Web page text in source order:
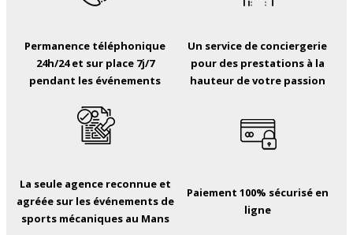
Permanence téléphonique
24h/24 et sur place 7j/7
pendant les événements
Un service de conciergerie
pour des prestations à la
hauteur de votre passion
La seule agence reconnue et
agréée sur les événements de
sports mécaniques au Mans
Paiement 100% sécurisé en
ligne